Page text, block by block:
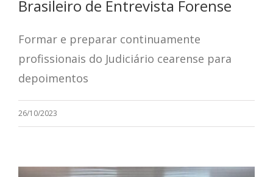
Brasileiro de Entrevista Forense
Formar e preparar continuamente
profissionais do Judiciário cearense para
depoimentos
26/10/2023